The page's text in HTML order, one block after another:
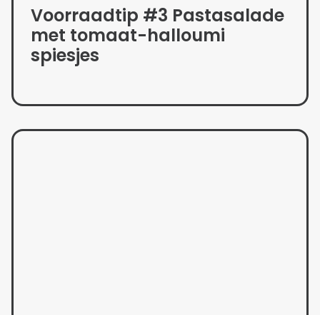
Voorraadtip #3 Pastasalade
met tomaat-halloumi
spiesjes